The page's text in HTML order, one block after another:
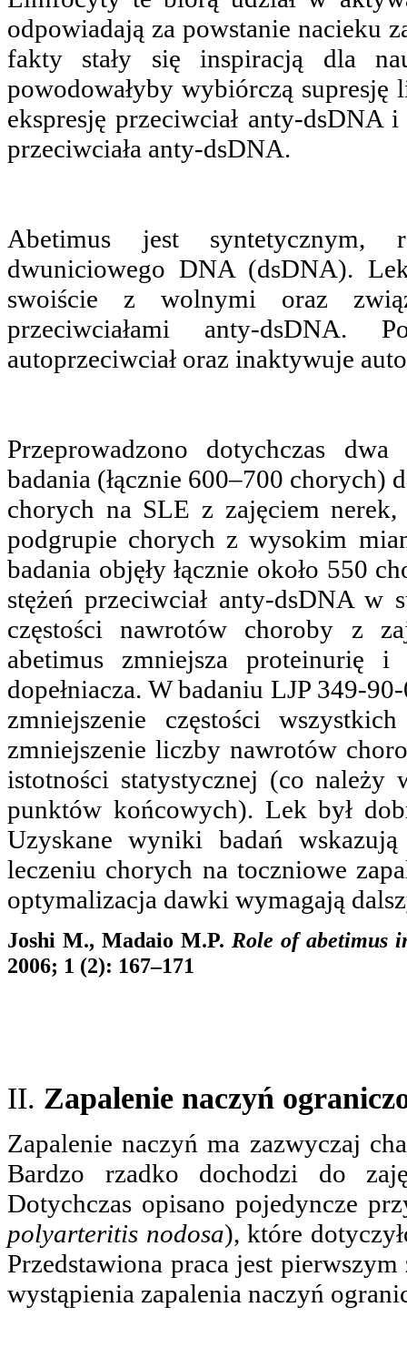
odpowiadają za powstanie nacieku
fakty stały się inspiracją dla
powodowałyby wybiórczą
ekspresję przeciwciał anty-dsDNA
przeciwciała anty-dsDNA.
Abetimus jest syntetycznym,
dwuniciowego DNA (dsDNA).
swoiście z wolnymi oraz
przeciwciałami anty-dsDNA.
autoprzeciwciał oraz inaktywuje
Przeprowadzono dotychczas
badania (łącznie 600–700 chorych)
chorych na SLE z zajęciem
podgrupie chorych z wysokim
badania objęły łącznie około 550
stężeń przeciwciał anty-dsDNA w
częstości nawrotów choroby z
abetimus zmniejsza proteinurię i
dopełniacza. W badaniu LJP 349-
zmniejszenie częstości
zmniejszenie liczby nawrotów
istotności statystycznej (co
punktów końcowych). Lek był
Uzyskane wyniki badań
leczeniu chorych na toczniowe
optymalizacja dawki wymagają
Joshi M., Madaio M.P. Role of abetimus
2006; 1 (2): 167–171
II. Zapalenie naczyń
Zapalenie naczyń ma zazwyczaj
Bardzo rzadko dochodzi do
Dotychczas opisano pojedyncze
polyarteritis nodosa), które
Przedstawiona praca jest
wystąpienia zapalenia naczyń